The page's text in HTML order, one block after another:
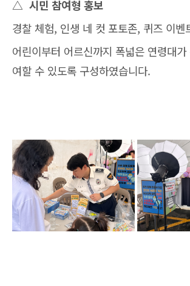
△ 시민 참여형 홍보
경찰 체험, 인생 네 컷 포토존, 퀴즈 이벤
어린이부터 어르신까지 폭넓은 연령대
여할 수 있도록 구성하였습니다.